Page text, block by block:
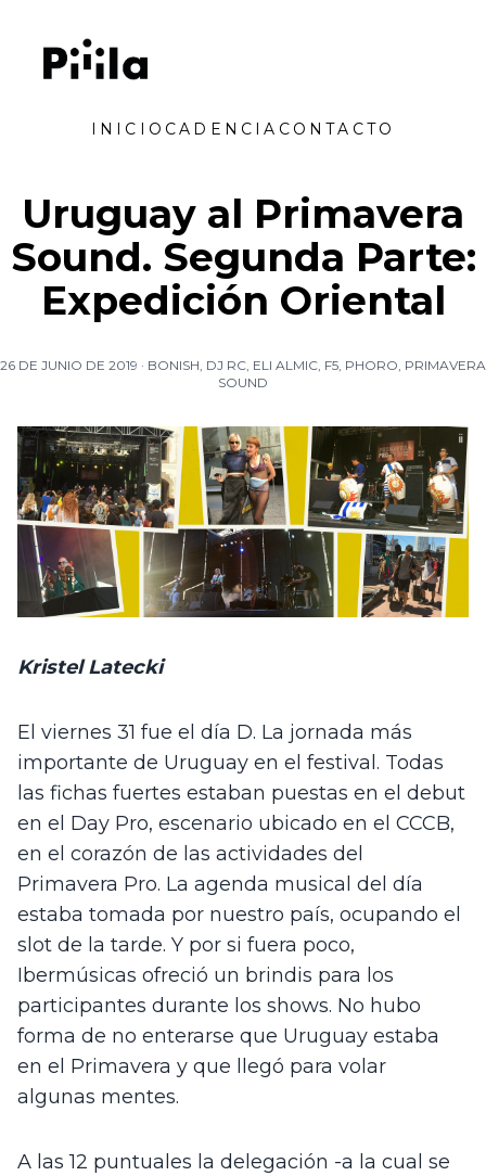
INICIO CADENCIA CONTACTO
Uruguay al Primavera
Sound. Segunda Parte:
Expedición Oriental
26 DE JUNIO DE 2019 · BONISH DJ RC ELI ALMIC F5 PHORO PRIMAVERA
SOUND
Kristel Latecki
El viernes 31 fue el día D. La jornada más
importante de Uruguay en el festival. Todas
las fichas fuertes estaban puestas en el debut
en el Day Pro, escenario ubicado en el CCCB,
en el corazón de las actividades del
Primavera Pro. La agenda musical del día
estaba tomada por nuestro país, ocupando el
slot de la tarde. Y por si fuera poco,
Ibermúsicas ofreció un brindis para los
participantes durante los shows. No hubo
forma de no enterarse que Uruguay estaba
en el Primavera y que llegó para volar
algunas mentes.
A las 12 puntuales la delegación -a la cual se